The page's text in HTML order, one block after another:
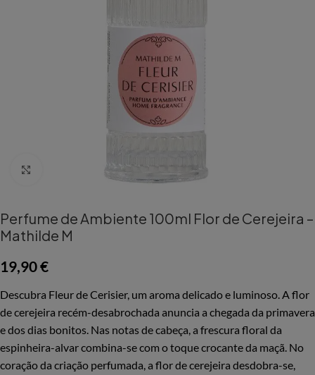
Aumentar Imagem
Perfume de Ambiente 100ml Flor de Cerejeira –
Mathilde M
19,90€
Descubra Fleur de Cerisier, um aroma delicado e luminoso. A flor
de cerejeira recém-desabrochada anuncia a chegada da primavera
e dos dias bonitos. Nas notas de cabeça, a frescura floral da
espinheira-alvar combina-se com o toque crocante da maçã. No
coração da criação perfumada, a flor de cerejeira desdobra-se,